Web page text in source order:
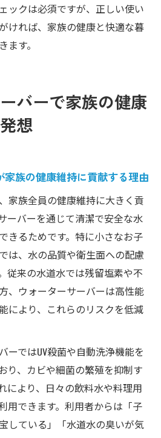
ックは必須ですが、正しい使い
ければ、家族の健康と快適な暮
ます。
バーで家族の健康
想
家族の健康維持に貢献する理由
家族全員の健康維持に大きく貢
ーバーを通じて清潔で安全な水
きるためです。特に小さなお子
は、水の品質や衛生面への配慮
従来の水道水では残留塩素や不
、ウォーターサーバーは高性能
により、これらのリスクを低減
ーではUV殺菌や自動洗浄機能を
り、カビや細菌の繁殖を抑制す
により、日々の飲料水や料理用
用できます。利用者からは「子
している」「水道水の臭いが気